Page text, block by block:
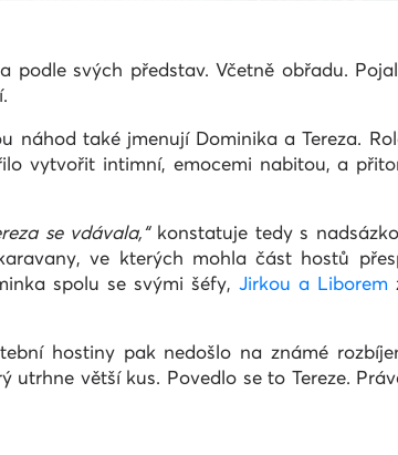
svých představ. Včetně obřadu.
náhod také jmenují Dominika a Tereza.
vytvořit intimní, emocemi nabitou, a
se vdávala,“ konstatuje tedy s
ve kterých mohla část hostů
spolu se svými šéfy, Jirkou a Liborem
hostiny pak nedošlo na známé
větší kus. Povedlo se to Tereze.